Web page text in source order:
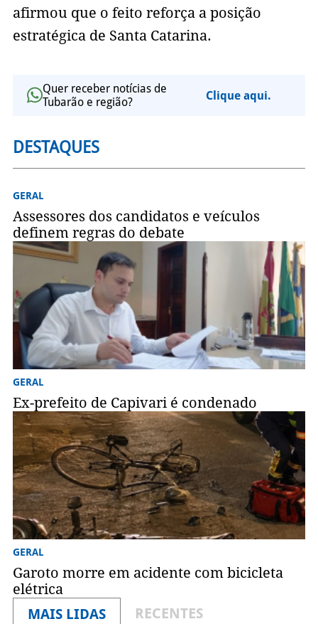
afirmou que o feito reforça a posição
estratégica de Santa Catarina.
Quer receber notícias de
Tubarão e região?
Clique aqui.
DESTAQUES
GERAL
Assessores dos candidatos e veículos
definem regras do debate
GERAL
Ex-prefeito de Capivari é condenado
GERAL
Garoto morre em acidente com bicicleta
elétrica
MAIS LIDAS
RECENTES